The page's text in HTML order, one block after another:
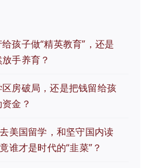
孩子做“精英教育”，还是
手养育？
房破局，还是把钱留给孩
金？
美国留学，和坚守国内读
谁才是时代的“韭菜”？